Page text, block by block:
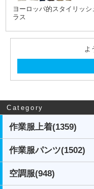
ヨーロッパ的スタイリッ
ラス
よ
Category
作業服上着(1359)
作業服パンツ(1502)
空調服(948)